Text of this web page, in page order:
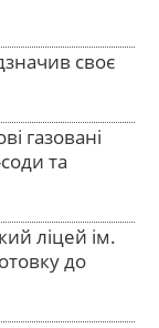
своє
газовані
та
ліцей ім.
до